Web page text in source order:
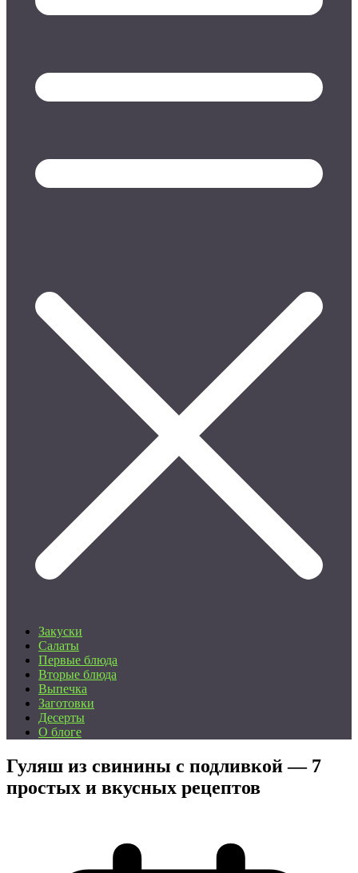
Закуски
Салаты
Первые блюда
Вторые блюда
Выпечка
Заготовки
Десерты
О блоге
Гуляш из свинины с подливкой — 7
простых и вкусных рецептов